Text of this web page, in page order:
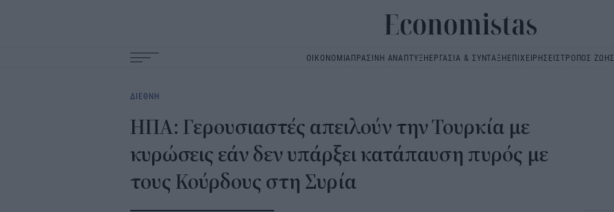
ΟΙΚΟΝΟΜΙΑΠΡΑΣΙΝΗ ΑΝΑΠΤΥΞΗΕΡΓΑΣΙΑ & ΣΥΝΤΑΞΗΕΠΙΧΕΙΡΗΣΕΙΣΤΡΟΠΟΣ ΖΩΗΣ
navigation
ΔΙΕΘΝΗ
ΗΠΑ: Γερουσιαστές απειλούν την Τουρκία με
κυρώσεις εάν δεν υπάρξει κατάπαυση πυρός με
τους Κούρδους στη Συρία